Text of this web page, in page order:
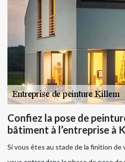
Confiez la pose de
bâtiment à l’entreprise à
Si vous êtes au stade de la finition